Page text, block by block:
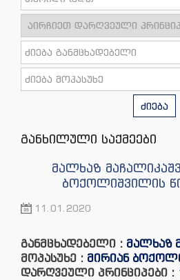
ძიება
განხილული საქმეები
მალხაზ
ბოქოლიშვილის
11.01.2020
განმცხადებელი : მალხაზ
მოპასუხე : მირიან
დარღვეული პრინციპები :